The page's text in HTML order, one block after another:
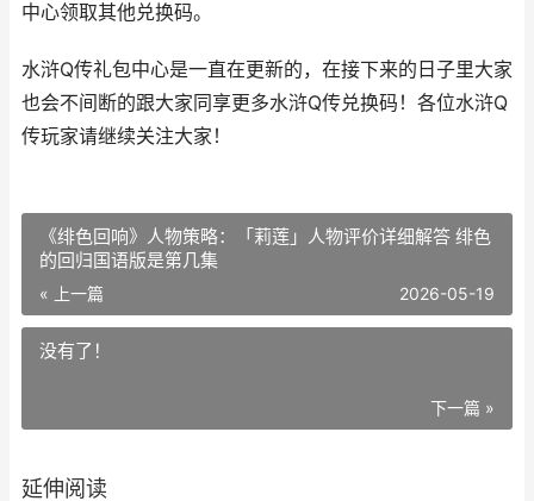
中心领取其他兑换码。
水浒Q传礼包中心是一直在更新的，在接下来的日子里大家
也会不间断的跟大家同享更多水浒Q传兑换码！各位水浒Q
传玩家请继续关注大家！
《绯色回响》人物策略：「莉莲」人物评价详细解答 绯色
的回归国语版是第几集
« 上一篇 2026-05-19
没有了！
下一篇 »
延伸阅读